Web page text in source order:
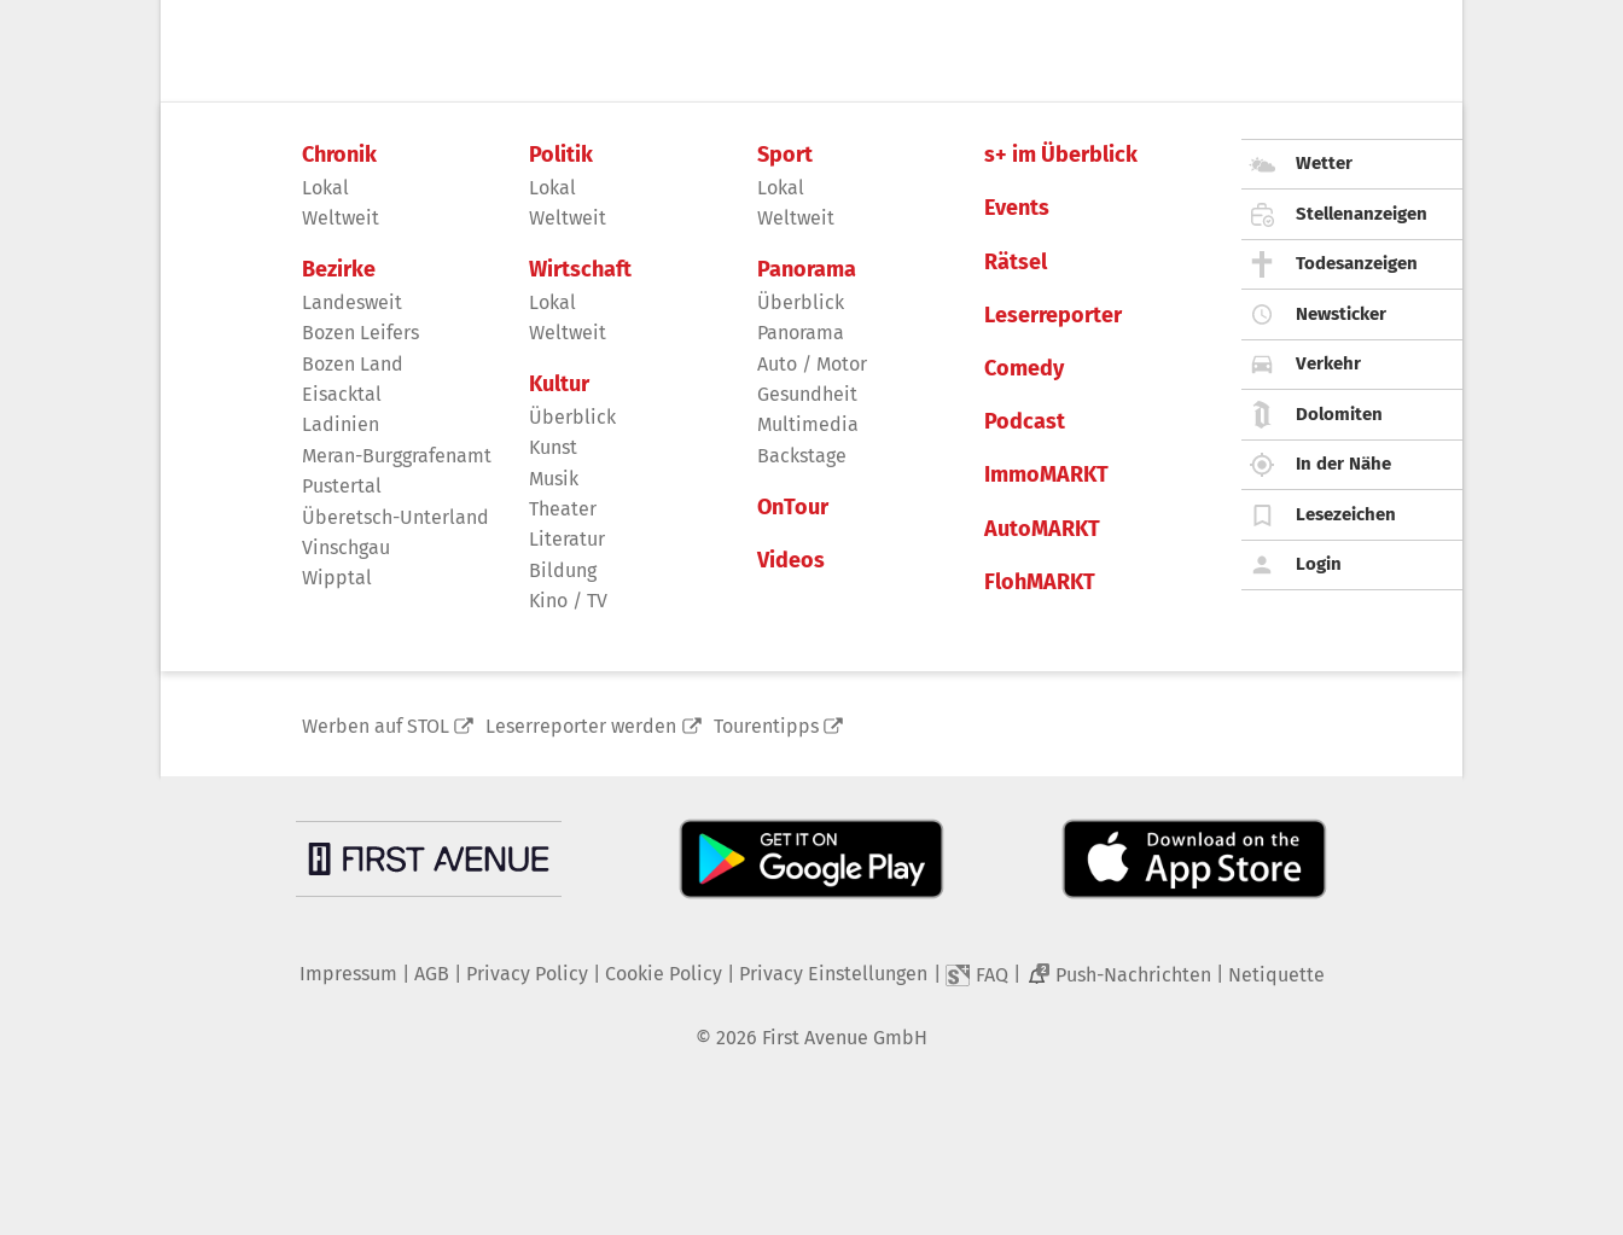
Chronik
Lokal
Weltweit
Bezirke
Landesweit
Bozen Leifers
Bozen Land
Eisacktal
Ladinien
Meran-Burggrafenamt
Pustertal
Überetsch-Unterland
Vinschgau
Wipptal
Politik
Lokal
Weltweit
Wirtschaft
Lokal
Weltweit
Kultur
Überblick
Kunst
Musik
Theater
Literatur
Bildung
Kino / TV
Sport
Lokal
Weltweit
Panorama
Überblick
Panorama
Auto / Motor
Gesundheit
Multimedia
Backstage
OnTour
Videos
s+ im Überblick
Events
Rätsel
Leserreporter
Comedy
Podcast
ImmoMARKT
AutoMARKT
FlohMARKT
Wetter
Stellenanzeigen
Todesanzeigen
Newsticker
Verkehr
Dolomiten
In der Nähe
Lesezeichen
Login
Werben auf STOL Leserreporter werden Tourentipps
Impressum AGB Privacy Policy| Cookie Policy| Privacy Einstellungen FAQ 2 Push-Nachrichten Netiquette
© 2026 First Avenue GmbH